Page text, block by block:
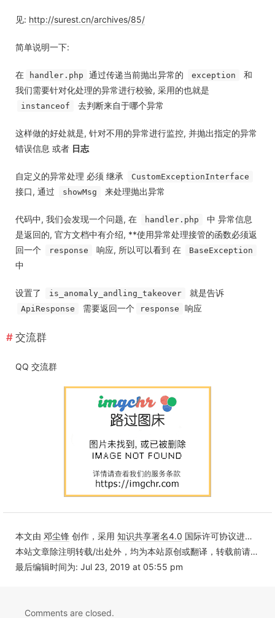
见: http://surest.cn/archives/85/
简单说明一下:
在 handler.php 通过传递当前抛出异常的 exception
和
我们需要针对化处理的异常进行校验, 采用的也就是
instanceof 去判断来自于哪个异常
这样做的好处就是, 针对不用的异常进行监控, 并抛出指定的异常
错误信息 或者 日志
自定义的异常处理 必须 继承 CustomExceptionInterface
接口, 通过 showMsg 来处理抛出异常
代码中, 我们会发现一个问题, 在 handler.php
中 异常信息
是返回的, 官方文档中有介绍, **使用异常处理接管的函数必须返
回一个
response 响应, 所以可以看到 在 BaseException
中
设置了 is_anomaly_andling_takeover 就是告诉
ApiResponse 需要返回一个 response 响应
交流群
QQ 交流群
本文由 邓尘锋 创作，采用 知识共享署名4.0 国际许可协议进行许可
本站文章除注明转载/出处外，均为本站原创或翻译，转载前请务必署名
最后编辑时间为: Jul 23, 2019 at 05:55 pm
Comments are closed.